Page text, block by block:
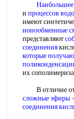
Наибольшее
и процессов водо
имеют
ионообменные
представляют
соединения
которые
их
В отличие от
сложные эфиры
соединения